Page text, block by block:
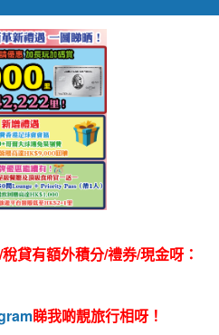
貸有額外積分/禮券/現金呀：
睇我啲靚旅行相呀！